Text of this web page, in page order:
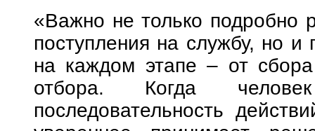
«Важно не только подробно
поступления на службу, но и
на каждом этапе – от
отбора. Когда
последовательность